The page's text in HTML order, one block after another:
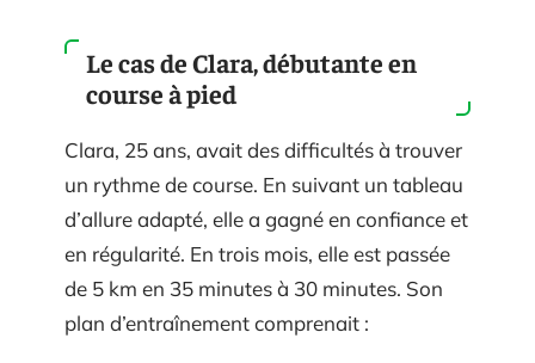
Le cas de Clara, débutante en
course à pied
Clara, 25 ans, avait des difficultés à trouver
un rythme de course. En suivant un tableau
d’allure adapté, elle a gagné en confiance et
en régularité. En trois mois, elle est passée
de 5 km en 35 minutes à 30 minutes. Son
plan d’entraînement comprenait :